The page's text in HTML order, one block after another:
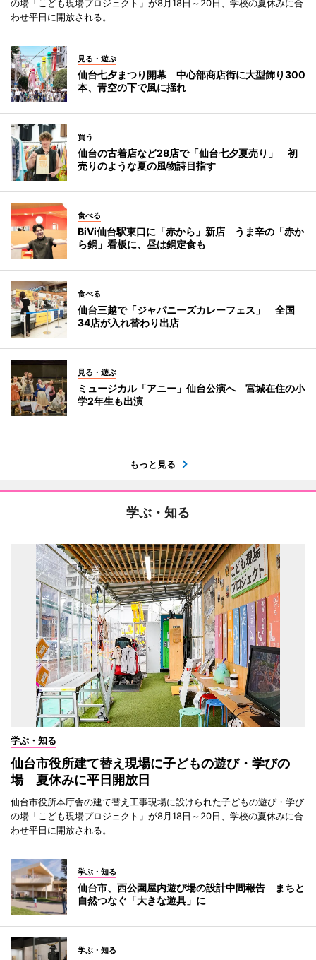
の場「こども現場プロジェクト」が8月18日～20日、学校の夏休みに合
わせ平日に開放される。
見る・遊ぶ
仙台七夕まつり開幕 中心部商店街に大型飾り300
本、青空の下で風に揺れ
買う
仙台の古着店など28店で「仙台七夕夏売り」 初
売りのような夏の風物詩目指す
食べる
BiVi仙台駅東口に「赤から」新店 うま辛の「赤か
ら鍋」看板に、昼は鍋定食も
食べる
仙台三越で「ジャパニーズカレーフェス」 全国
34店が入れ替わり出店
見る・遊ぶ
ミュージカル「アニー」仙台公演へ 宮城在住の小
学2年生も出演
もっと見る
学ぶ・知る
学ぶ・知る
仙台市役所建て替え現場に子どもの遊び・学びの
場 夏休みに平日開放日
仙台市役所本庁舎の建て替え工事現場に設けられた子どもの遊び・学び
の場「こども現場プロジェクト」が8月18日～20日、学校の夏休みに合
わせ平日に開放される。
学ぶ・知る
仙台市、西公園屋内遊び場の設計中間報告 まちと
自然つなぐ「大きな遊具」に
学ぶ・知る